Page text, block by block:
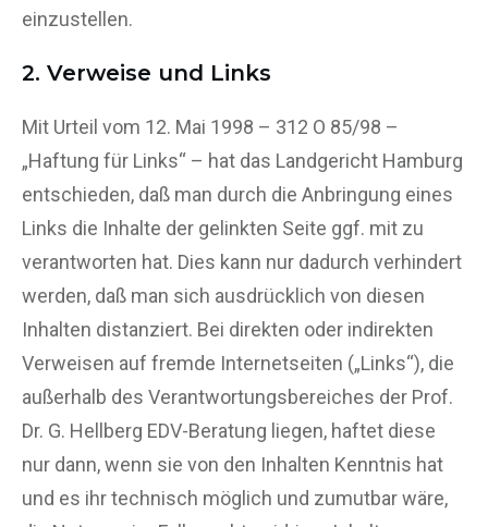
einzustellen.
2. Verweise und Links
Mit Urteil vom 12. Mai 1998 – 312 O 85/98 –
„Haftung für Links“ – hat das Landgericht Hamburg
entschieden, daß man durch die Anbringung eines
Links die Inhalte der gelinkten Seite ggf. mit zu
verantworten hat. Dies kann nur dadurch verhindert
werden, daß man sich ausdrücklich von diesen
Inhalten distanziert. Bei direkten oder indirekten
Verweisen auf fremde Internetseiten („Links“), die
außerhalb des Verantwortungsbereiches der Prof.
Dr. G. Hellberg EDV-Beratung liegen, haftet diese
nur dann, wenn sie von den Inhalten Kenntnis hat
und es ihr technisch möglich und zumutbar wäre,